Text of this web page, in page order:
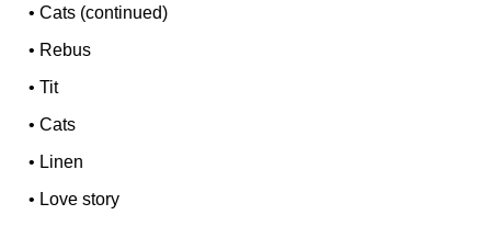
•Cats (continued)
• Rebus
•Tit
•Cats
• Linen
• Love story